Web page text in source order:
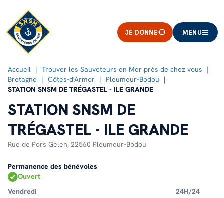
JE DONNE MENU
Accueil
Trouver les Sauveteurs en Mer près de chez vous
Bretagne
Côtes-d'Armor
Pleumeur-Bodou
STATION SNSM DE TRÉGASTEL - ILE GRANDE
STATION SNSM DE
TRÉGASTEL - ILE GRANDE
Rue de Pors Gelen, 22560 Pleumeur-Bodou
Permanence des bénévoles
Ouvert
Vendredi
24H/24